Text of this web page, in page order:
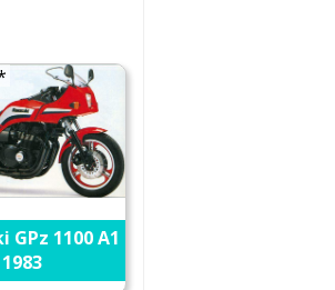
GPz 1100 A1
1983